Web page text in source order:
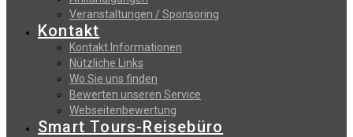
Veranstaltungen / Sponsoring
Kontakt
Kontakt Informationen
Nützliche Links
Wo Sie uns finden
Bewerten unseren Service
Webseitenbewertung
Smart Tours-Reisebüro